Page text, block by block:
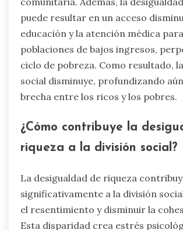
puede resultar en un acceso
educación y la atención médica
poblaciones de bajos ingresos,
ciclo de pobreza. Como resultado,
social disminuye, profundizando
brecha entre los ricos y los pobres.
¿Cómo contribuye la
riqueza a la división social?
La desigualdad de riqueza
significativamente a la división
el resentimiento y disminuir la
Esta disparidad crea estrés